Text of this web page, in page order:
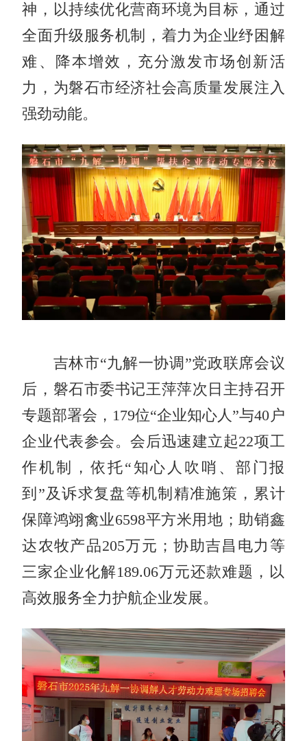
神，以持续优化营商环境为目标，通过
全面升级服务机制，着力为企业纾困解
难、降本增效，充分激发市场创新活
力，为磐石市经济社会高质量发展注入
强劲动能。
吉林市“九解一协调”党政联席会议
后，磐石市委书记王萍萍次日主持召开
专题部署会，179位“企业知心人”与40户
企业代表参会。会后迅速建立起22项工
作机制，依托“知心人吹哨、部门报
到”及诉求复盘等机制精准施策，累计
保障鸿翊禽业6598平方米用地；助销鑫
达农牧产品205万元；协助吉昌电力等
三家企业化解189.06万元还款难题，以
高效服务全力护航企业发展。